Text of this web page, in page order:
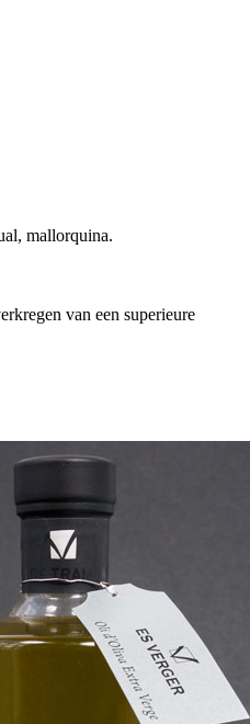
mallorquina.
van een superieure